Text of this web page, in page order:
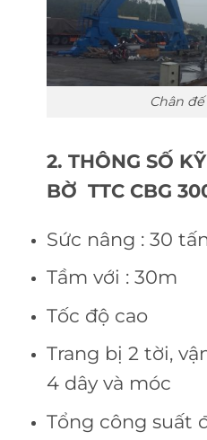
Chân
2. THÔNG SỐ
BỜ TTC CBG
Sức nâng : 30
Tầm với : 30m
Tốc độ cao
Trang bị 2 tời,
4 dây và móc
Tổng công suất